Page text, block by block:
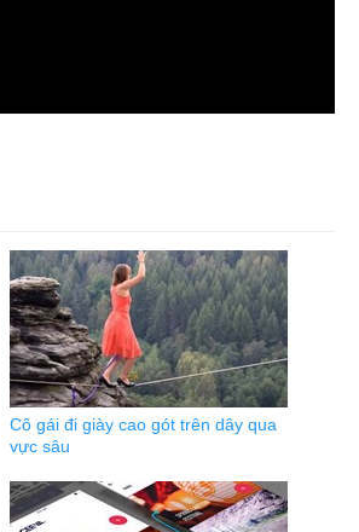
Cô gái đi giày cao gót trên dây qua
vực sâu